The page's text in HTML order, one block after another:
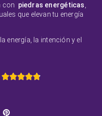
con piedras energéticas
que elevan tu energía
energía, la intención y el
